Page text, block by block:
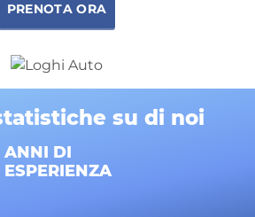
PRENOTA ORA
su di noi
ANNI DI
ESPERIENZA